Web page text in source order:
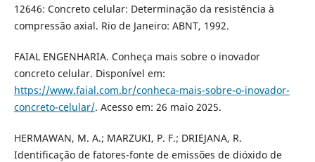
12646: Concreto celular: Determinação da resistência à
compressão axial. Rio de Janeiro: ABNT, 1992.
FAIAL ENGENHARIA. Conheça mais sobre o inovador
concreto celular. Disponível em:
https://www.faial.com.br/conheca-mais-sobre-o-inovador-
concreto-celular/. Acesso em: 26 maio 2025.
HERMAWAN, M. A.; MARZUKI, P. F.; DRIEJANA, R.
Identificação de fatores-fonte de emissões de dióxido de